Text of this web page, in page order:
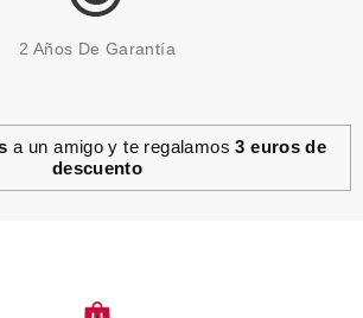
2 Años De Garantía
a un amigo y te regalamos3 euros de
descuento